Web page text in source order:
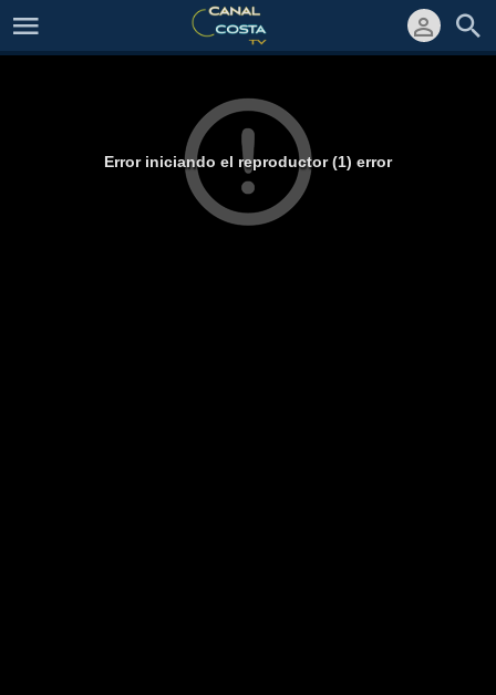
Error iniciando el reproductor (1) error